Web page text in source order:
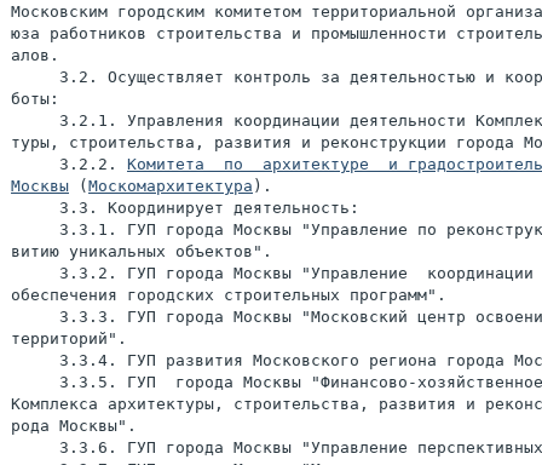
Московским городским комитетом территориальной
юза работников строительства и промышленности
алов.
3.2. Осуществляет контроль за деятельностью и
3.2.1. Управления координации деятельности
туры, строительства, развития и реконструкции города
     3.2.2.
Комитета  по  архитектуре  и
Москвы ( Москомархитектура ).
     3.3. Координирует деятельность:
3.3.1. ГУП города Москвы "Управление по
витию уникальных объектов".
3.3.2. ГУП города Москвы "Управление  координации
обеспечения городских строительных программ".
3.3.3. ГУП города Москвы "Московский центр
территорий".
3.3.4. ГУП развития Московского региона города
3.3.5. ГУП  города Москвы "Финансово-
Комплекса архитектуры, строительства, развития и
рода Москвы".
3.3.6. ГУП города Москвы "Управление